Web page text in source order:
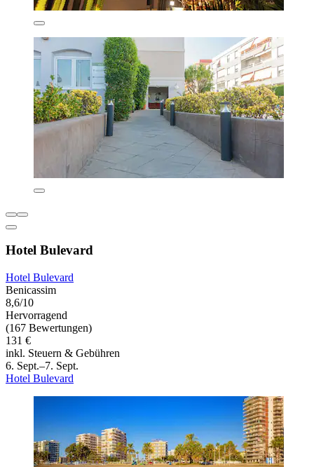
Hotel Bulevard
Hotel Bulevard
Benicassim
8,6/10
Hervorragend
(167 Bewertungen)
131 €
inkl. Steuern & Gebühren
6. Sept.–7. Sept.
Hotel Bulevard